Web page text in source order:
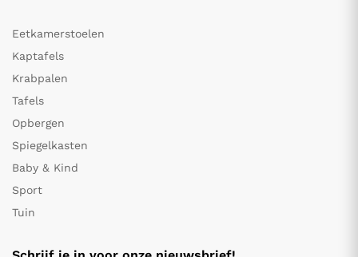
Eetkamerstoelen
Kaptafels
Krabpalen
Tafels
Opbergen
Spiegelkasten
Baby & Kind
Sport
Tuin